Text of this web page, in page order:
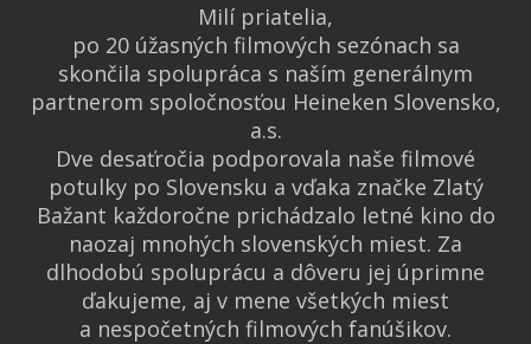
Milí priatelia,
po 20 úžasných filmových sezónach sa
skončila spolupráca s naším generálnym
partnerom spoločnosťou Heineken Slovensko,
a.s.
Dve desaťročia podporovala naše filmové
potulky po Slovensku a vďaka značke Zlatý
Bažant každoročne prichádzalo letné kino do
naozaj mnohých slovenských miest. Za
dlhodobú spoluprácu a dôveru jej úprimne
ďakujeme, aj v mene všetkých miest
a nespočetných filmových fanúšikov.